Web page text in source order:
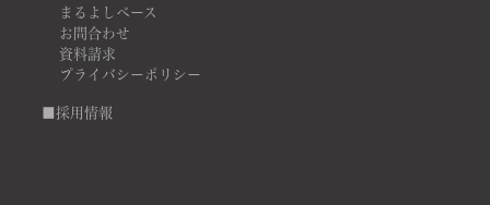
まるよしベース
お問合わせ
資料請求
プライバシーポリシー
■採用情報